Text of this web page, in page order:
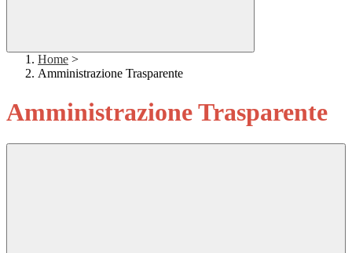
Home >
Amministrazione Trasparente
Amministrazione Trasparente